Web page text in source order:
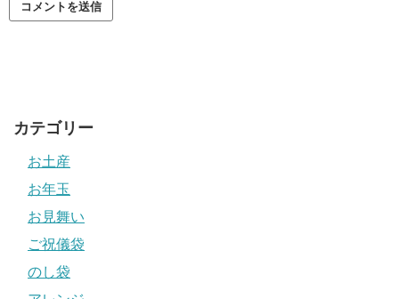
カテゴリー
お土産
お年玉
お見舞い
ご祝儀袋
のし袋